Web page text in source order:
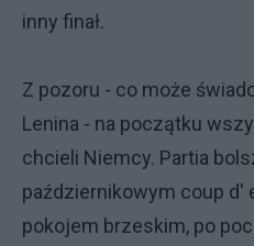
inny finał.
Z pozoru - co może
Lenina - na początku
chcieli Niemcy. Partia
październikowym coup d'
pokojem brzeskim, po